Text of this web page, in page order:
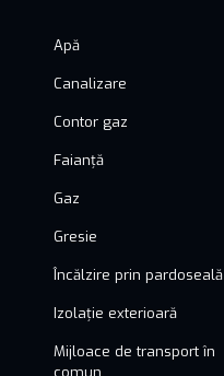
Apă
Canalizare
Contor gaz
Faianță
Gaz
Gresie
Încălzire prin pardoseală
Izolație exterioară
Mijloace de transport în
comun